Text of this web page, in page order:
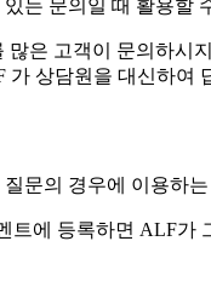
는 문의일 때 활용할
은 고객이 문의하
가 상담원을 대신하여
문의 경우에 이용하
트에 등록하면 ALF가